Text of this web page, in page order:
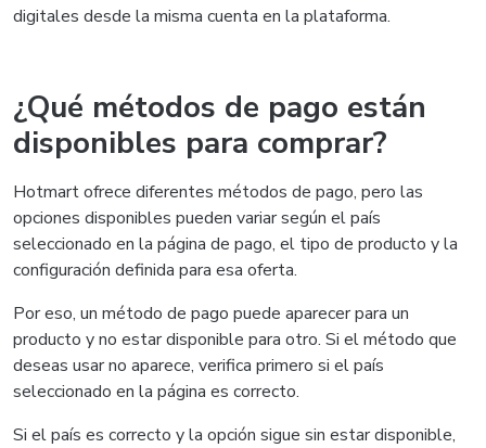
digitales desde la misma cuenta en la plataforma.
¿Qué métodos de pago están
disponibles para comprar?
Hotmart ofrece diferentes métodos de pago, pero las
opciones disponibles pueden variar según el país
seleccionado en la página de pago, el tipo de producto y la
configuración definida para esa oferta.
Por eso, un método de pago puede aparecer para un
producto y no estar disponible para otro. Si el método que
deseas usar no aparece, verifica primero si el país
seleccionado en la página es correcto.
Si el país es correcto y la opción sigue sin estar disponible,